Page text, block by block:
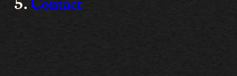
Contact